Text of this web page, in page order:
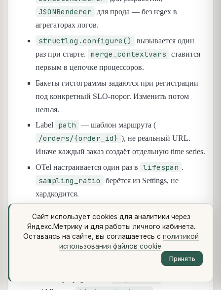
JSONRenderer
для прода — без regex в
агрегаторах логов.
structlog.configure()
вызывается один
раз при старте.
merge_contextvars
ставится
первым в цепочке процессоров.
Бакеты гистограммы задаются при регистрации
под конкретный SLO-порог. Изменить потом
нельзя.
Label
path — шаблон маршрута (
/orders/{order_id} ), не реальный URL.
Иначе каждый заказ создаёт отдельную time series.
OTel настраивается один раз в
lifespan .
sampling_ratio
берётся из Settings, не
хардкодится.
структура API недоступна внешнему трафику.
Сайт использует cookies для аналитики через
Яндекс.Метрику и для работы личного кабинета.
Оставаясь на сайте, вы соглашаетесь с политикой
использования файлов cookie.
Принять